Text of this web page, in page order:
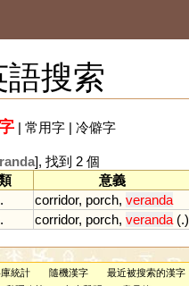
搜索
| 常用字| 冷僻字
], 找到 2 個
意義
corridor, porch, veranda
corridor, porch, veranda (.)
統計 隨機漢字
最近被搜索的漢字